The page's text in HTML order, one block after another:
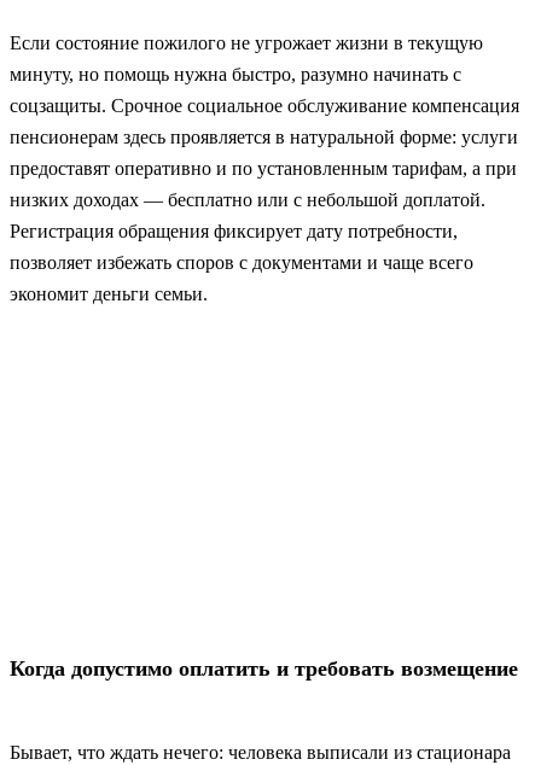
Если состояние пожилого не угрожает жизни в текущую
минуту, но помощь нужна быстро, разумно начинать с
соцзащиты. Срочное социальное обслуживание компенсация
пенсионерам здесь проявляется в натуральной форме: услуги
предоставят оперативно и по установленным тарифам, а при
низких доходах — бесплатно или с небольшой доплатой.
Регистрация обращения фиксирует дату потребности,
позволяет избежать споров с документами и чаще всего
экономит деньги семьи.
Когда допустимо оплатить и требовать возмещение
Бывает, что ждать нечего: человека выписали из стационара